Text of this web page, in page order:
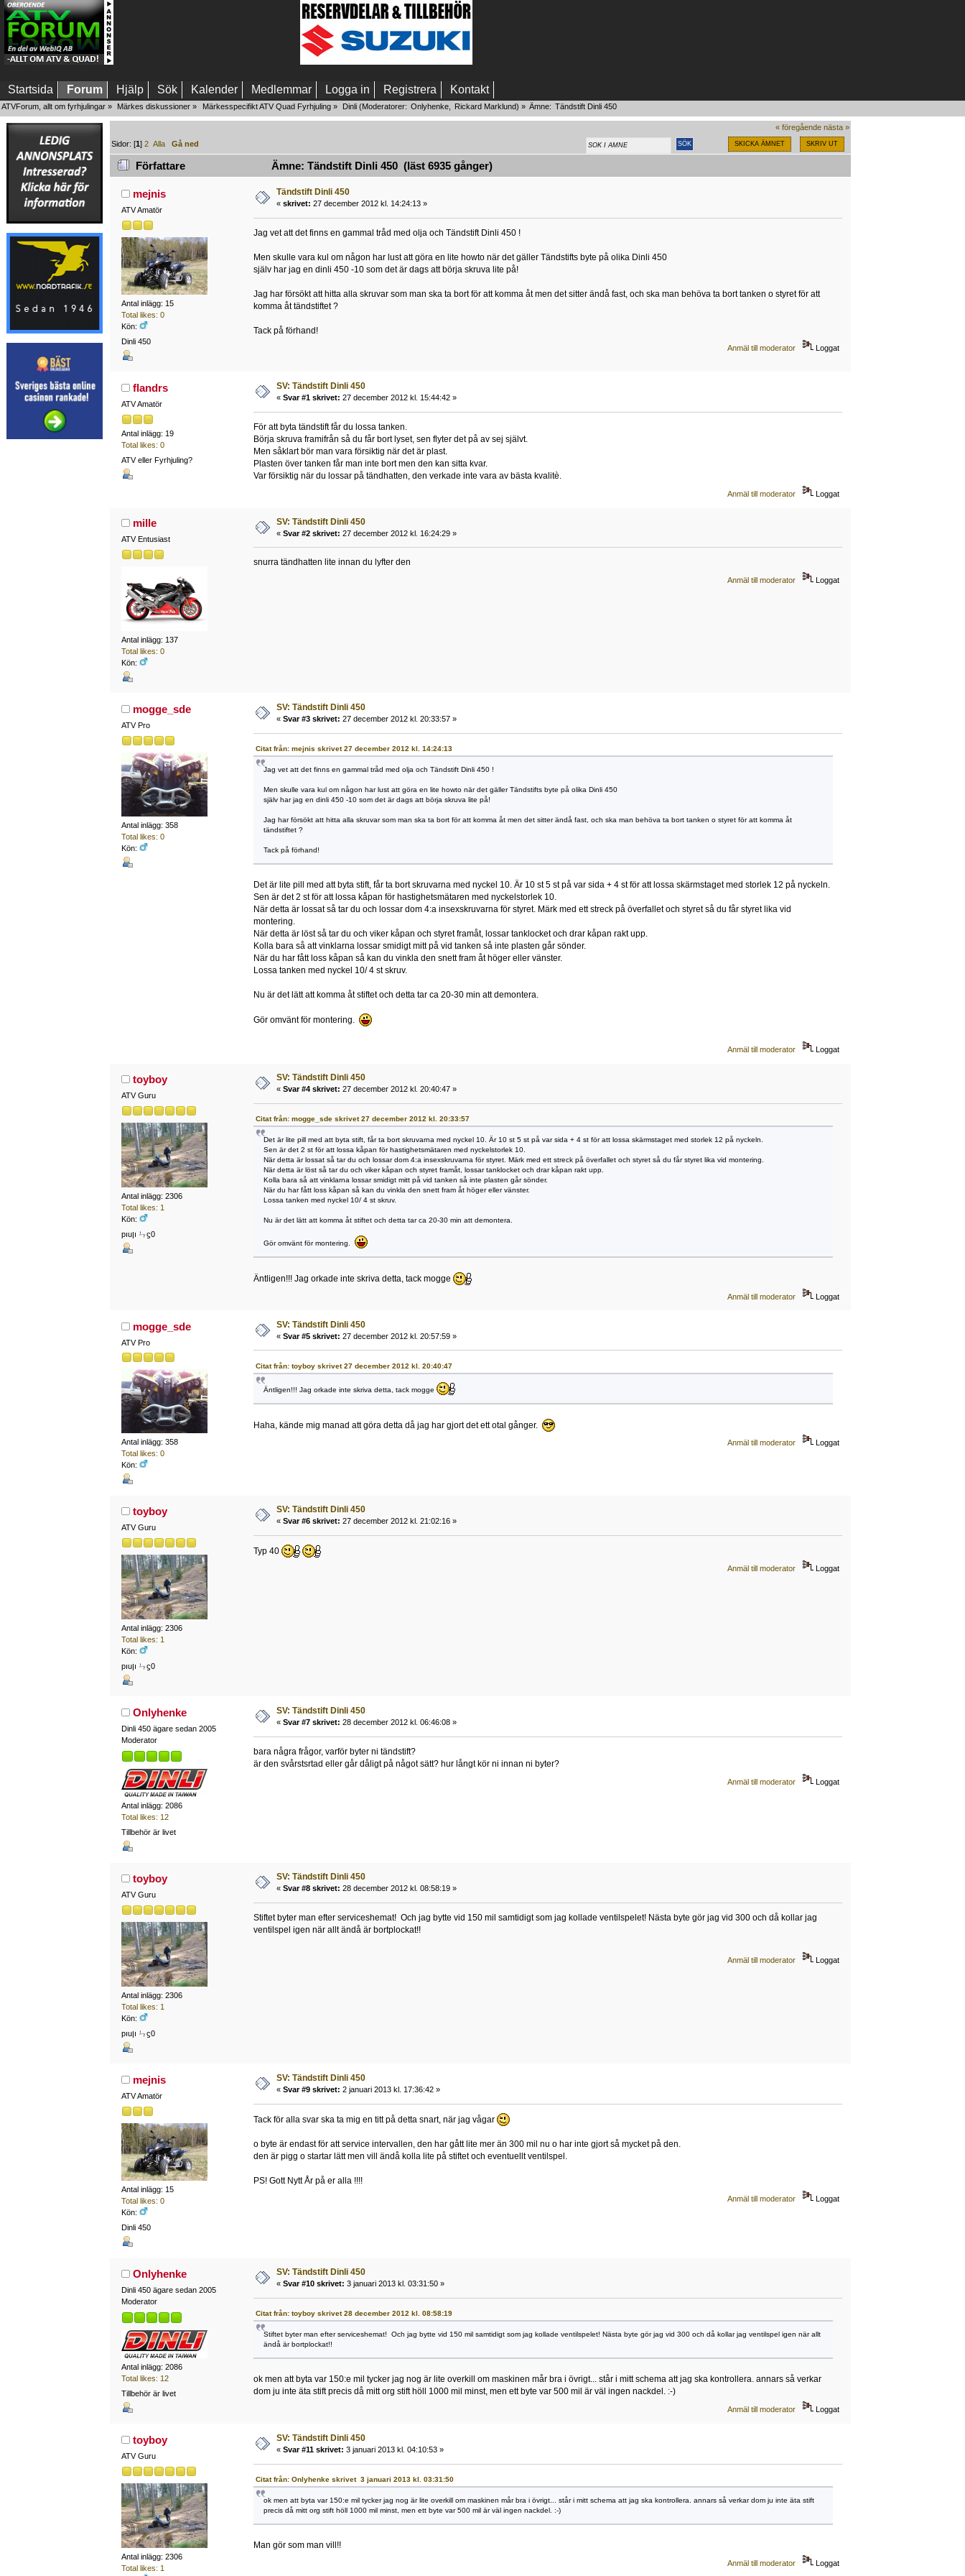
Startsida Forum Hjälp Sök Kalender Medlemmar Logga in Registrera Kontakt
ATVForum, allt om fyrhjulingar » Märkes diskussioner » Märkesspecifikt ATV Quad Fyrhjuling» Dinli(Moderatorer: Onlyhenke, Rickard Marklund) » Ämne: Tändstift Dinli 450
« föregående nästa »
SKICKA ÄMNET SKRIV UT
Sidor: [1]2 Alla Gå ned
Författare Ämne: Tändstift Dinli 450 (läst 6935 gånger)
mejnis
ATV Amatör
Antal inlägg: 15
Total likes: 0
Kön:
Dinli 450
Tändstift Dinli 450
« skrivet: 27 december 2012 kl. 14:24:13 »
Jag vet att det finns en gammal tråd med olja och Tändstift Dinli 450 !
Men skulle vara kul om någon har lust att göra en lite howto när det gäller Tändstifts byte på olika Dinli 450
själv har jag en dinli 450 -10 som det är dags att börja skruva lite på!
Jag har försökt att hitta alla skruvar som man ska ta bort för att komma åt men det sitter ändå fast, och ska man behöva ta bort tanken o styret för att
komma åt tändstiftet ?
Tack på förhand!
Anmäl till moderator Loggat
flandrs
ATV Amatör
Antal inlägg: 19
Total likes: 0
ATV eller Fyrhjuling?
SV: Tändstift Dinli 450
« Svar #1 skrivet: 27 december 2012 kl. 15:44:42 »
För att byta tändstift får du lossa tanken.
Börja skruva framifrån så du får bort lyset, sen flyter det på av sej självt.
Men såklart bör man vara försiktig när det är plast.
Plasten över tanken får man inte bort men den kan sitta kvar.
Var försiktig när du lossar på tändhatten, den verkade inte vara av bästa kvalitè.
Anmäl till moderator Loggat
mille
ATV Entusiast
Antal inlägg: 137
Total likes: 0
Kön:
SV: Tändstift Dinli 450
« Svar #2 skrivet: 27 december 2012 kl. 16:24:29 »
snurra tändhatten lite innan du lyfter den
Anmäl till moderator Loggat
mogge_sde
ATV Pro
Antal inlägg: 358
Total likes: 0
Kön:
SV: Tändstift Dinli 450
« Svar #3 skrivet: 27 december 2012 kl. 20:33:57 »
Citat från: mejnis skrivet 27 december 2012 kl. 14:24:13
Jag vet att det finns en gammal tråd med olja och Tändstift Dinli 450 !
Men skulle vara kul om någon har lust att göra en lite howto när det gäller Tändstifts byte på olika Dinli 450
själv har jag en dinli 450 -10 som det är dags att börja skruva lite på!
Jag har försökt att hitta alla skruvar som man ska ta bort för att komma åt men det sitter ändå fast, och ska man behöva ta bort tanken o styret för att komma åt
tändstiftet ?
Tack på förhand!
Det är lite pill med att byta stift, får ta bort skruvarna med nyckel 10. Är 10 st 5 st på var sida + 4 st för att lossa skärmstaget med storlek 12 på nyckeln.
Sen är det 2 st för att lossa kåpan för hastighetsmätaren med nyckelstorlek 10.
När detta är lossat så tar du och lossar dom 4:a insexskruvarna för styret. Märk med ett streck på överfallet och styret så du får styret lika vid
montering.
När detta är löst så tar du och viker kåpan och styret framåt, lossar tanklocket och drar kåpan rakt upp.
Kolla bara så att vinklarna lossar smidigt mitt på vid tanken så inte plasten går sönder.
När du har fått loss kåpan så kan du vinkla den snett fram åt höger eller vänster.
Lossa tanken med nyckel 10/ 4 st skruv.
Nu är det lätt att komma åt stiftet och detta tar ca 20-30 min att demontera.
Gör omvänt för montering.
Anmäl till moderator Loggat
toyboy
ATV Guru
Antal inlägg: 2306
Total likes: 1
Kön:
pıuןı ㄣϛ0
SV: Tändstift Dinli 450
« Svar #4 skrivet: 27 december 2012 kl. 20:40:47 »
Citat från: mogge_sde skrivet 27 december 2012 kl. 20:33:57
Det är lite pill med att byta stift, får ta bort skruvarna med nyckel 10. Är 10 st 5 st på var sida + 4 st för att lossa skärmstaget med storlek 12 på nyckeln.
Sen är det 2 st för att lossa kåpan för hastighetsmätaren med nyckelstorlek 10.
När detta är lossat så tar du och lossar dom 4:a insexskruvarna för styret. Märk med ett streck på överfallet och styret så du får styret lika vid montering.
När detta är löst så tar du och viker kåpan och styret framåt, lossar tanklocket och drar kåpan rakt upp.
Kolla bara så att vinklarna lossar smidigt mitt på vid tanken så inte plasten går sönder.
När du har fått loss kåpan så kan du vinkla den snett fram åt höger eller vänster.
Lossa tanken med nyckel 10/ 4 st skruv.
Nu är det lätt att komma åt stiftet och detta tar ca 20-30 min att demontera.
Gör omvänt för montering.
Äntligen!!! Jag orkade inte skriva detta, tack mogge
Anmäl till moderator Loggat
mogge_sde
ATV Pro
Antal inlägg: 358
Total likes: 0
Kön:
SV: Tändstift Dinli 450
« Svar #5 skrivet: 27 december 2012 kl. 20:57:59 »
Citat från: toyboy skrivet 27 december 2012 kl. 20:40:47
Äntligen!!! Jag orkade inte skriva detta, tack mogge
Haha, kände mig manad att göra detta då jag har gjort det ett otal gånger.
Anmäl till moderator Loggat
toyboy
ATV Guru
Antal inlägg: 2306
Total likes: 1
Kön:
pıuןı ㄣϛ0
SV: Tändstift Dinli 450
« Svar #6 skrivet: 27 december 2012 kl. 21:02:16 »
Typ 40
Anmäl till moderator Loggat
Onlyhenke
Dinli 450 ägare sedan 2005
Moderator
Antal inlägg: 2086
Total likes: 12
Tillbehör är livet
SV: Tändstift Dinli 450
« Svar #7 skrivet: 28 december 2012 kl. 06:46:08 »
bara några frågor, varför byter ni tändstift?
är den svårstsrtad eller går dåligt på något sätt? hur långt kör ni innan ni byter?
Anmäl till moderator Loggat
toyboy
ATV Guru
Antal inlägg: 2306
Total likes: 1
Kön:
pıuןı ㄣϛ0
SV: Tändstift Dinli 450
« Svar #8 skrivet: 28 december 2012 kl. 08:58:19 »
Stiftet byter man efter serviceshemat! Och jag bytte vid 150 mil samtidigt som jag kollade ventilspelet! Nästa byte gör jag vid 300 och då kollar jag
ventilspel igen när allt ändå är bortplockat!!
Anmäl till moderator Loggat
mejnis
ATV Amatör
Antal inlägg: 15
Total likes: 0
Kön:
Dinli 450
SV: Tändstift Dinli 450
« Svar #9 skrivet: 2 januari 2013 kl. 17:36:42 »
Tack för alla svar ska ta mig en titt på detta snart, när jag vågar
o byte är endast för att service intervallen, den har gått lite mer än 300 mil nu o har inte gjort så mycket på den.
den är pigg o startar lätt men vill ändå kolla lite på stiftet och eventuellt ventilspel.
PS! Gott Nytt År på er alla !!!!
Anmäl till moderator Loggat
Onlyhenke
Dinli 450 ägare sedan 2005
Moderator
Antal inlägg: 2086
Total likes: 12
Tillbehör är livet
SV: Tändstift Dinli 450
« Svar #10 skrivet: 3 januari 2013 kl. 03:31:50 »
Citat från: toyboy skrivet 28 december 2012 kl. 08:58:19
Stiftet byter man efter serviceshemat! Och jag bytte vid 150 mil samtidigt som jag kollade ventilspelet! Nästa byte gör jag vid 300 och då kollar jag ventilspel igen när allt
ändå är bortplockat!!
ok men att byta var 150:e mil tycker jag nog är lite overkill om maskinen mår bra i övrigt... står i mitt schema att jag ska kontrollera. annars så verkar
dom ju inte äta stift precis då mitt org stift höll 1000 mil minst, men ett byte var 500 mil är väl ingen nackdel. :-)
Anmäl till moderator Loggat
toyboy
ATV Guru
Antal inlägg: 2306
Total likes: 1
SV: Tändstift Dinli 450
« Svar #11 skrivet: 3 januari 2013 kl. 04:10:53 »
Citat från: Onlyhenke skrivet 3 januari 2013 kl. 03:31:50
ok men att byta var 150:e mil tycker jag nog är lite overkill om maskinen mår bra i övrigt... står i mitt schema att jag ska kontrollera. annars så verkar dom ju inte äta stift
precis då mitt org stift höll 1000 mil minst, men ett byte var 500 mil är väl ingen nackdel. :-)
Man gör som man vill!!
Anmäl till moderator Loggat